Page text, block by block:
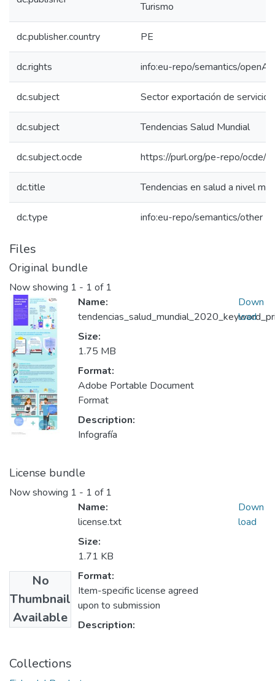
Turismo
dc.publisher.country PE
dc.rights info:eu-repo/semantics/
dc.subject Sector exportación de servicios
dc.subject Tendencias Salud Mundial
dc.subject.ocde https://purl.org/pe-repo/ocde/
dc.title Tendencias en salud a nivel
dc.type info:eu-repo/semantics/other
Files
Original bundle
Now showing 1 - 1 of 1
Name:
Size:
1.75 MB
Format:
Adobe Portable Document
Format
Description:
Infografía
Down
load
License bundle
Now showing 1 - 1 of 1
No
Thumbnail
Available
Name:
license.txt
Size:
1.71 KB
Format:
Item-specific license agreed
upon to submission
Description:
Down
load
Collections